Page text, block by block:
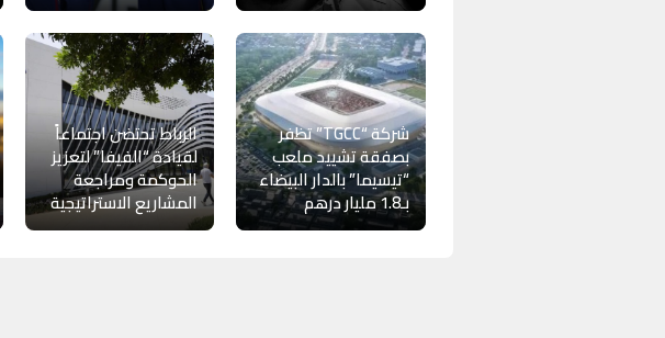
شركة “TGCC” تظفر
بصفقة تشييد ملعب
“تيسيما” بالدار البيضاء
بـ1.8 مليار درهم
الرباط تحتضن اجتماعاً
لقيادة “الفيفا” لتعزيز
الحوكمة ومراجعة
المشاريع الاستراتيجية